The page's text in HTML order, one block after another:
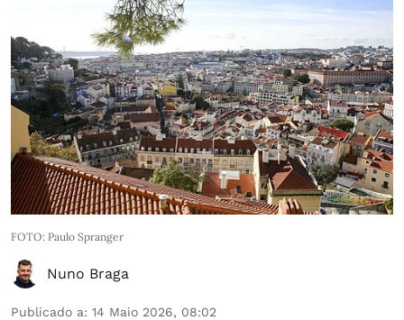
FOTO: Paulo Spranger
Nuno Braga
Publicado a: 14 Maio 2026, 08:02